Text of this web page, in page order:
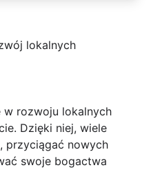
lokalnych
rozwoju lokalnych
Dzięki niej, wiele
przyciągać nowych
swoje bogactwa